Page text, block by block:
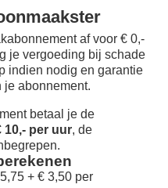
af voor € 0,-
je vergoeding bij schade
indien nodig en garantie
abonnement.
betaal je de
10,- per uur, de
+ € 3,50 per